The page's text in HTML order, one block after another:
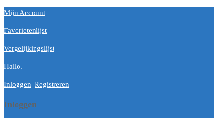
Mijn Account
Favorietenlijst
Vergelijkingslijst
Hallo.
Inloggen| Registreren
Inloggen